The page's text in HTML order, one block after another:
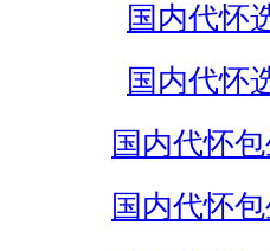
国内代怀
国内代怀
国内代怀
国内代怀